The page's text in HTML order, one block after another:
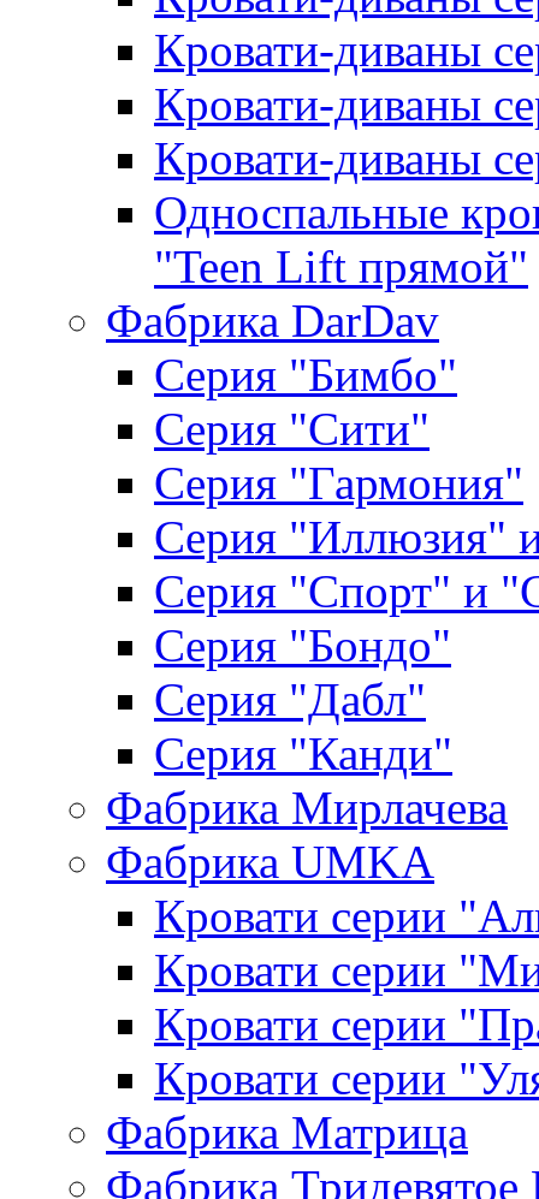
Кровати-диваны
Кровати-диваны
Кровати-диваны
Односпальные
"Teen Lift прямой"
Фабрика DarDav
Серия "Бимбо"
Серия "Сити"
Серия "Гармония"
Серия "Иллюзия"
Серия "Спорт" и
Серия "Бондо"
Серия "Дабл"
Серия "Канди"
Фабрика Мирлачева
Фабрика UMKA
Кровати серии
Кровати серии
Кровати серии
Кровати серии
Фабрика Матрица
Фабрика Тридевятое